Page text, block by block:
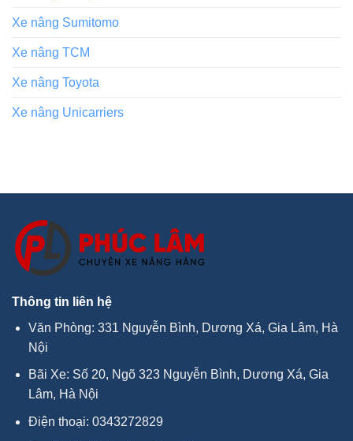
Xe nâng Sumitomo
Xe nâng TCM
Xe nâng Toyota
Xe nâng Unicarriers
Thông tin liên hệ
Văn Phòng: 331 Nguyễn Bình, Dương Xá, Gia Lâm, Hà
Nội
Bãi Xe: Số 20, Ngõ 323 Nguyễn Bình, Dương Xá, Gia
Lâm, Hà Nội
Điện thoại: 0343272829